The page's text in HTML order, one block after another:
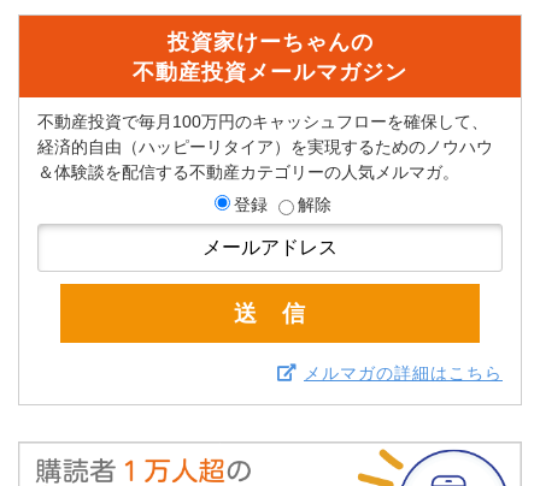
投資家けーちゃんの
不動産投資メールマガジン
不動産投資で毎月100万円のキャッシュフローを確保して、
経済的自由（ハッピーリタイア）を実現するためのノウハウ
＆体験談を配信する不動産カテゴリーの人気メルマガ。
登録
解除
メルマガの詳細はこちら